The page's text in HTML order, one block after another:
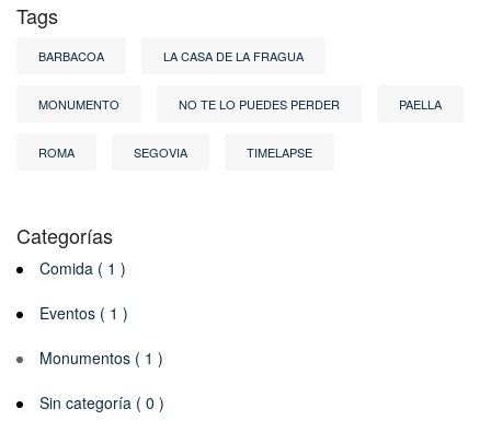
Tags
BARBACOA LA CASA DE LA FRAGUA
MONUMENTO NO TE LO PUEDES PERDER PAELLA
ROMA SEGOVIA TIMELAPSE
Categorías
Comida ( 1 )
Eventos ( 1 )
Monumentos ( 1 )
Sin categoría ( 0 )